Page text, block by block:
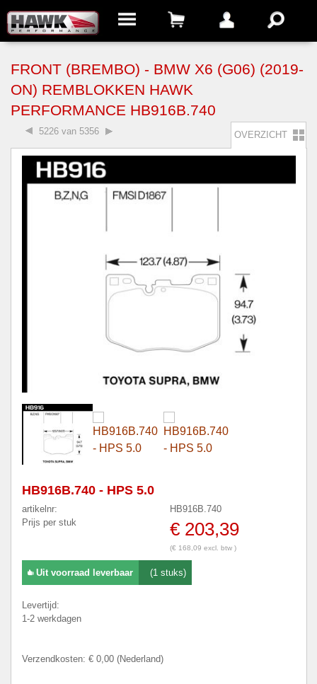
FRONT (BREMBO) - BMW X6 (G06) (2019-
ON) REMBLOKKEN HAWK
PERFORMANCE HB916B.740
5226 van 5356 OVERZICHT
HB916B.740 - HPS 5.0
artikelnr:
HB916B.740
Prijs per stuk
€ 203,39
(€ 168,09 excl. btw )
Uit voorraad leverbaar (1 stuks)
Levertijd:
1-2 werkdagen
Verzendkosten: € 0,00 (Nederland)